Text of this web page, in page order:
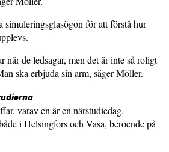
simulerings­glasögon för att förstå hur
när de ledsagar, men det är inte så roligt
ska erbjuda sin arm, säger Möller.
varav en är en närstudiedag.
i Helsingfors och Vasa, beroende på